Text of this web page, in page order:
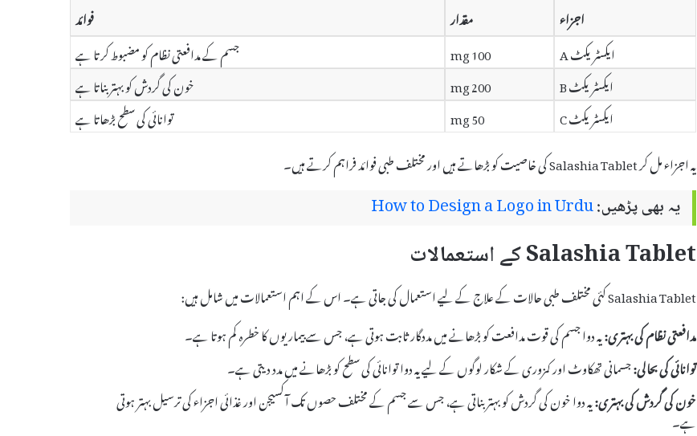
اجزاء
مقدار
فوائد
ایکسٹریکٹ A
100 mg
جسم کے مدافعتی نظام کو مضبوط کرتا ہے
ایکسٹریکٹ B
200 mg
خون کی گردش کو بہتر بناتا ہے
ایکسٹریکٹ C
50 mg
توانائی کی سطح بڑھاتا ہے
یہ اجزاء مل کر Salashia Tablet کی خاصیت کو بڑھاتے ہیں اور مختلف طبی فوائد فراہم کرتے ہیں۔
یہ بھی پڑھیں:How to Design a Logo in Urdu
Salashia Tablet کے استعمالات
Salashia Tablet کئی مختلف طبی حالات کے علاج کے لیے استعمال کی جاتی ہے۔ اس کے اہم استعمالات میں شامل ہیں:
مدافعتی نظام کی بہتری:یہ دوا جسم کی قوت مدافعت کو بڑھانے میں مددگار ثابت ہوتی ہے، جس سے بیماریوں کا خطرہ کم ہوتا ہے۔
توانائی کی بحالی:جسمانی تھکاوٹ اور کمزوری کے شکار لوگوں کے لیے یہ دوا توانائی کی سطح کو بڑھانے میں مدد دیتی ہے۔
خون کی گردش کی بہتری:یہ دوا خون کی گردش کو بہتر بناتی ہے، جس سے جسم کے مختلف حصوں تک آکسیجن اور غذائی اجزاء کی ترسیل بہتر ہوتی
ہے۔